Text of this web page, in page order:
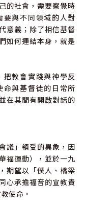
的社會，需要察覺時
與不同領域的人對
意義；除了相信基督
如何連結本身，就是
教會實踐與神學反
命與基督徒的日常所
在其間有開啟對話的
議」領受的異象，因
福運動），並於一九
期望以「僕人、橋梁
心承擔福音的宣教責
使命。